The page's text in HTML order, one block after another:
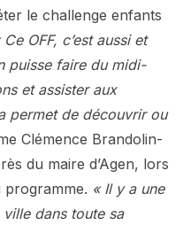
le challenge enfants
Ce OFF, c’est aussi et
puisse faire du midi-
et assister aux
permet de découvrir ou
Clémence Brandolin-
du maire d’Agen, lors
programme. « Il y a une
dans toute sa